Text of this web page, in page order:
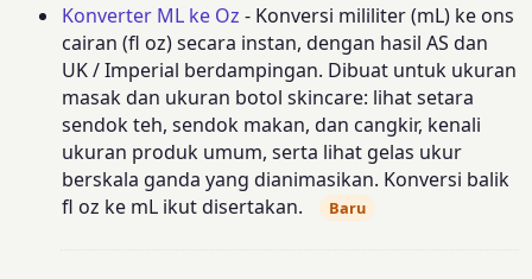
Konverter ML ke Oz - Konversi mililiter (mL) ke ons
cairan (fl oz) secara instan, dengan hasil AS dan
UK / Imperial berdampingan. Dibuat untuk ukuran
masak dan ukuran botol skincare: lihat setara
sendok teh, sendok makan, dan cangkir, kenali
ukuran produk umum, serta lihat gelas ukur
berskala ganda yang dianimasikan. Konversi balik
fl oz ke mL ikut disertakan.
Baru